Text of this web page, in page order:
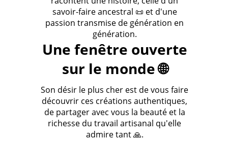
savoir-faire ancestral 📜 et d'une
passion transmise de génération en
génération.
Une fenêtre ouverte
sur le monde 🌐
Son désir le plus cher est de vous faire
découvrir ces créations authentiques,
de partager avec vous la beauté et la
richesse du travail artisanal qu'elle
admire tant 🙏.